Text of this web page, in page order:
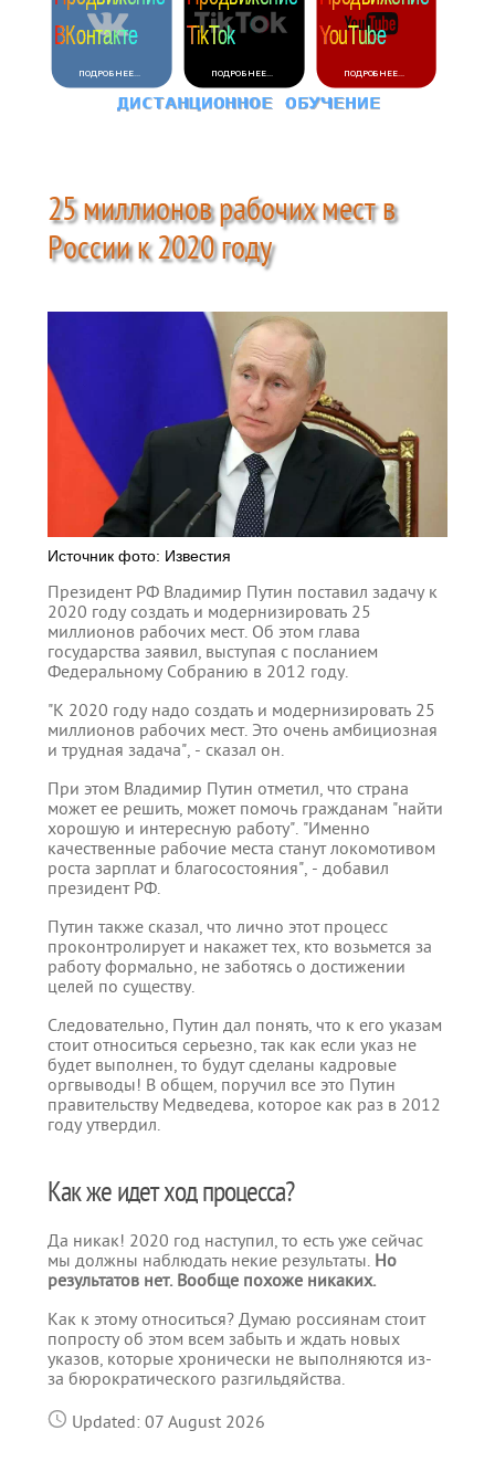
25 миллионов рабочих мест в
России к 2020 году
Источник фото: Известия
Президент РФ Владимир Путин поставил задачу к
2020 году создать и модернизировать 25
миллионов рабочих мест. Об этом глава
государства заявил, выступая с посланием
Федеральному Собранию в 2012 году.
"К 2020 году надо создать и модернизировать 25
миллионов рабочих мест. Это очень амбициозная
и трудная задача", - сказал он.
При этом Владимир Путин отметил, что страна
может ее решить, может помочь гражданам "найти
хорошую и интересную работу". "Именно
качественные рабочие места станут локомотивом
роста зарплат и благосостояния", - добавил
президент РФ.
Путин также сказал, что лично этот процесс
проконтролирует и накажет тех, кто возьмется за
работу формально, не заботясь о достижении
целей по существу.
Следовательно, Путин дал понять, что к его указам
стоит относиться серьезно, так как если указ не
будет выполнен, то будут сделаны кадровые
оргвыводы! В общем, поручил все это Путин
правительству Медведева, которое как раз в 2012
году утвердил.
Как же идет ход процесса?
Да никак! 2020 год наступил, то есть уже сейчас
мы должны наблюдать некие результаты. Но
результатов нет. Вообще похоже никаких.
Как к этому относиться? Думаю россиянам стоит
попросту об этом всем забыть и ждать новых
указов, которые хронически не выполняются из-
за бюрократического разгильдяйства.
Updated: 07 August 2026